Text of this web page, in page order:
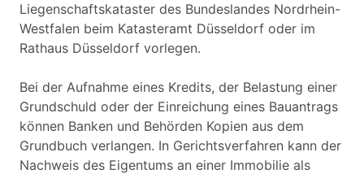
Liegenschaftskataster des Bundeslandes Nordrhein-
Westfalen beim Katasteramt Düsseldorf oder im
Rathaus Düsseldorf vorlegen.
Bei der Aufnahme eines Kredits, der Belastung einer
Grundschuld oder der Einreichung eines Bauantrags
können Banken und Behörden Kopien aus dem
Grundbuch verlangen. In Gerichtsverfahren kann der
Nachweis des Eigentums an einer Immobilie als